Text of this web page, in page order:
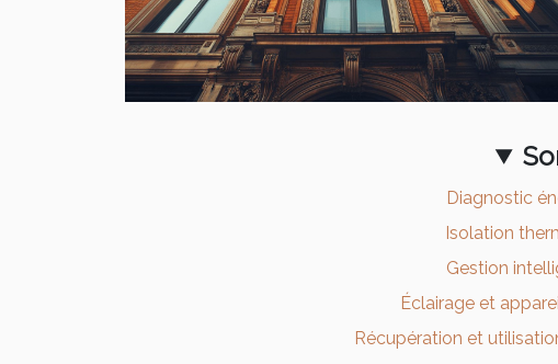
Diagnostic
Isolation
Gestion
Éclairage et
Récupération et